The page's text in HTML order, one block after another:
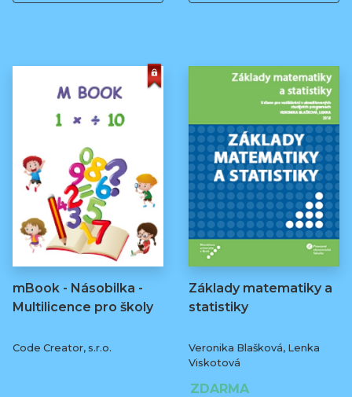
mBook - Násobilka -
Multilicence pro školy
Code Creator, s.r.o.
Základy matematiky a
statistiky
Veronika Blašková, Lenka
Viskotová
ZDARMA